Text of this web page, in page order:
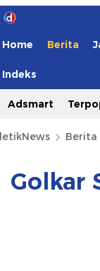
Home Berita
Indeks
Adsmart
Berita
Golkar